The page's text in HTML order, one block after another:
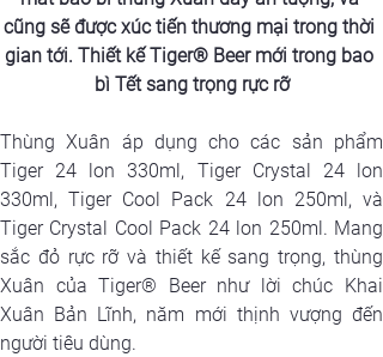
cũng sẽ được xúc tiến thương mại trong thời
gian tới. Thiết kế Tiger® Beer mới trong bao
bì Tết sang trọng rực rỡ
Thùng Xuân áp dụng cho các sản phẩm
Tiger 24 lon 330ml, Tiger Crystal 24 lon
330ml, Tiger Cool Pack 24 lon 250ml, và
Tiger Crystal Cool Pack 24 lon 250ml. Mang
sắc đỏ rực rỡ và thiết kế sang trọng, thùng
Xuân của Tiger® Beer như lời chúc Khai
Xuân Bản Lĩnh, năm mới thịnh vượng đến
người tiêu dùng.